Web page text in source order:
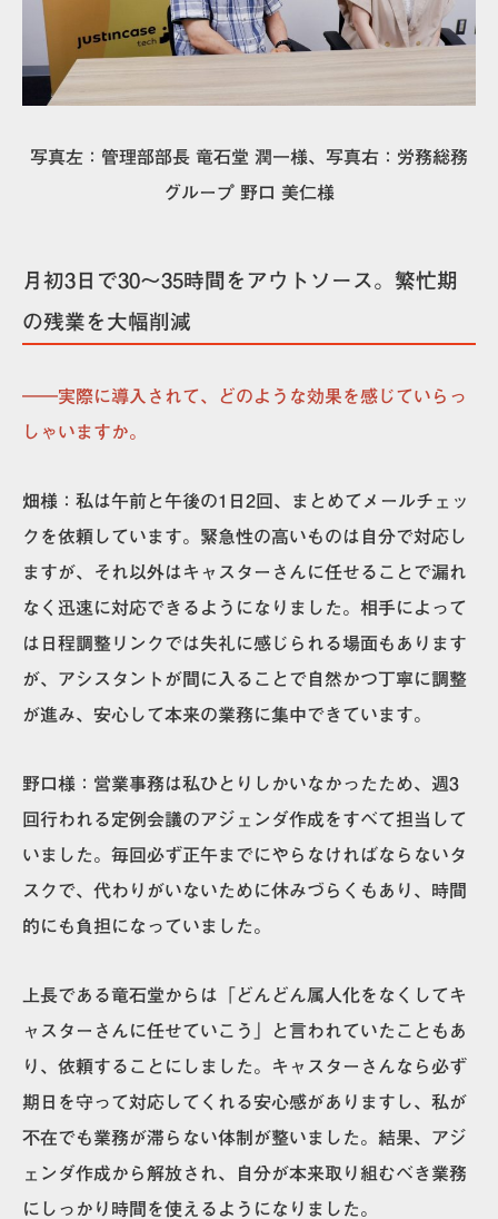
写真左： 管理部部長 竜石堂 潤一様、写真右：労務総務
グループ 野口 美仁様
月初3日で30〜35時間をアウトソース。繁忙期
の残業を大幅削減
――実際に導入されて、どのような効果を感じていらっ
しゃいますか。
畑様： 私は午前と午後の1日2回、まとめてメールチェッ
クを依頼しています。緊急性の高いものは自分で対応し
ますが、それ以外はキャスターさんに任せることで漏れ
なく迅速に対応できるようになりました。相手によって
は日程調整リンクでは失礼に感じられる場面もあります
が、アシスタントが間に入ることで自然かつ丁寧に調整
が進み、安心して本来の業務に集中できています。
野口様： 営業事務は私ひとりしかいなかったため、週3
回行われる定例会議のアジェンダ作成をすべて担当して
いました。毎回必ず正午までにやらなければならないタ
スクで、代わりがいないために休みづらくもあり、時間
的にも負担になっていました。
上長である竜石堂からは「どんどん属人化をなくしてキ
ャスターさんに任せていこう」と言われていたこともあ
り、依頼することにしました。キャスターさんなら必ず
期日を守って対応してくれる安心感がありますし、私が
不在でも業務が滞らない体制が整いました。結果、アジ
ェンダ作成から解放され、自分が本来取り組むべき業務
にしっかり時間を使えるようになりました。